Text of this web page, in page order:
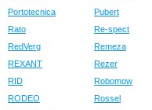
Portotecnica
Pubert
Rato
Re-spect
RedVerg
Remeza
REXANT
Rezer
RID
Robomow
RODEO
Rossel